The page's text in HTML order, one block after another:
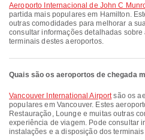
Aeroporto Internacional de John C
partida mais populares em Hamilton.
outras comodidades para melhorar a
consultar informações detalhadas
terminais destes aeroportos.
Quais são os aeroportos de chegada
Vancouver International Airportsão os
populares em Vancouver. Estes
Restauração, Lounge e muitas outras
experiência de viagem. Pode consultar
instalações e a disposição dos